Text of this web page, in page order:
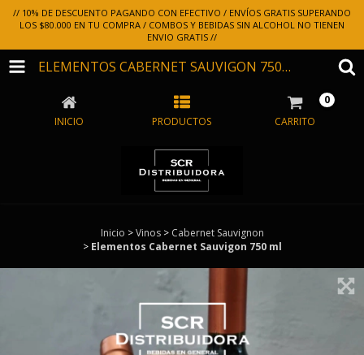
// 10% DE DESCUENTO PAGANDO CON EFECTIVO / ENVÍOS GRATIS SUPERANDO
LOS $80.000 EN TU COMPRA / COMBOS Y BEBIDAS SIN ALCOHOL NO TIENEN
ENVIO GRATIS //
ELEMENTOS CABERNET SAUVIGON 750 ML
INICIO PRODUCTOS CARRITO
0
Inicio > Vinos > Cabernet Sauvignon
> Elementos Cabernet Sauvigon 750 ml